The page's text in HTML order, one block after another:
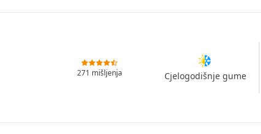
271 mišljenja Cjelogodišnje gume